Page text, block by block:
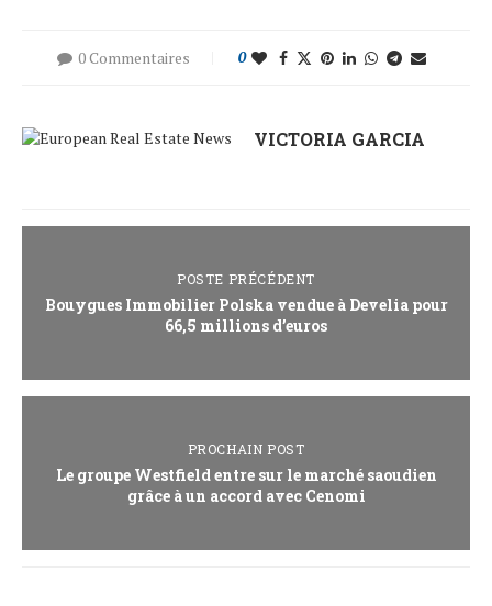
0 Commentaires 0
VICTORIA GARCIA
POSTE PRÉCÉDENT
Bouygues Immobilier Polska vendue à Develia pour
66,5 millions d’euros
PROCHAIN POST
Le groupe Westfield entre sur le marché saoudien
grâce à un accord avec Cenomi